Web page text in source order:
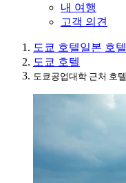
내 여행
고객 의견
도쿄 호텔일본 호텔
도쿄 호텔
도쿄공업대학 근처 호텔